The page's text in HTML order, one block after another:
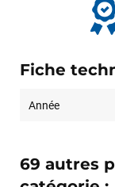
Fiche
Année
69 autres